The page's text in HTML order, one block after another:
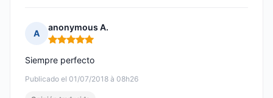
A
anonymous A.
Nota: 5 de 5
Publicado el 01/07/2018 à 08h26
Siempre perfecto